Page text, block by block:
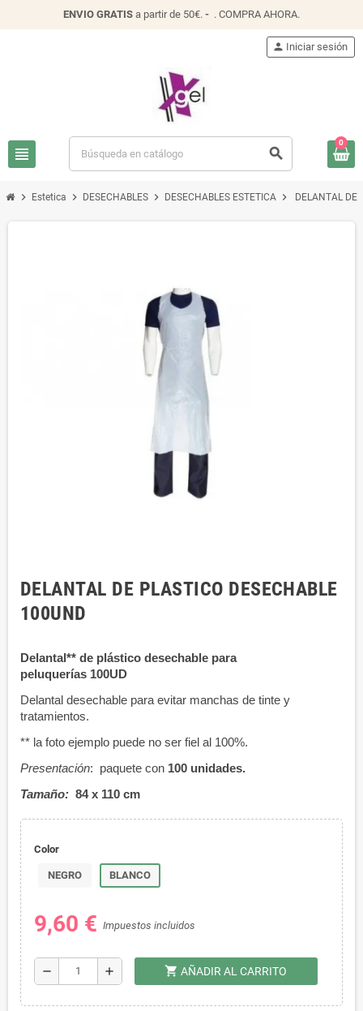
ENVIO GRATIS a partir de 50€. - . COMPRA AHORA.
view_headline search
person Iniciar sesión
0
chevron_right Estetica chevron_right DESECHABLES chevron_right DESECHABLES ESTETICA chevron_right DELANTAL DE
DELANTAL DE PLASTICO DESECHABLE
100UND
Delantal** de plástico desechable para
peluquerías 100UD
Delantal desechable para evitar manchas de tinte y
tratamientos.
** la foto ejemplo puede no ser fiel al 100%.
Presentación: paquete con 100 unidades.
Tamaño: 84 x 110 cm
Color
NEGRO BLANCO
9,60 € Impuestos incluidos
remove add shopping_cart AÑADIR AL CARRITO